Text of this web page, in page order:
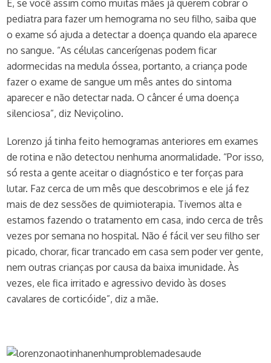
E, se você assim como muitas mães já querem cobrar o
pediatra para fazer um hemograma no seu filho, saiba que
o exame só ajuda a detectar a doença quando ela aparece
no sangue. “As células cancerígenas podem ficar
adormecidas na medula óssea, portanto, a criança pode
fazer o exame de sangue um mês antes do sintoma
aparecer e não detectar nada. O câncer é uma doença
silenciosa”, diz Neviçolino.
Lorenzo já tinha feito hemogramas anteriores em exames
de rotina e não detectou nenhuma anormalidade. “Por isso,
só resta a gente aceitar o diagnóstico e ter forças para
lutar. Faz cerca de um mês que descobrimos e ele já fez
mais de dez sessões de quimioterapia. Tivemos alta e
estamos fazendo o tratamento em casa, indo cerca de três
vezes por semana no hospital. Não é fácil ver seu filho ser
picado, chorar, ficar trancado em casa sem poder ver gente,
nem outras crianças por causa da baixa imunidade. Às
vezes, ele fica irritado e agressivo devido às doses
cavalares de corticóide”, diz a mãe.